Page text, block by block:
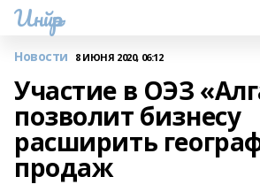
Инйәр
Новости 8 ИЮНЯ 2020, 06:12
Участие в ОЭЗ
позволит бизнесу
расширить
продаж